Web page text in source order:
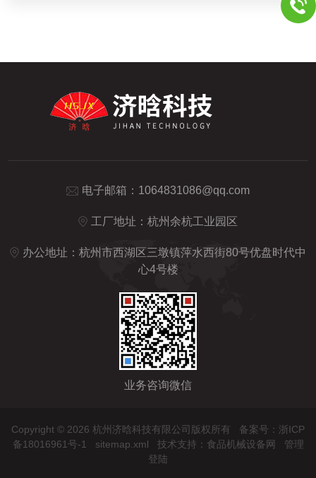
电子邮箱： 1064831086@qq.com
工厂地址：杭州余杭工业园区
办公地址：杭州市西湖区三墩镇萍水西街80号优盘时代中
心4号楼
业务咨询微信
Copyright © 2026 杭州济晗科技有限公司版权所有 备案号：浙ICP
备18016961号-1
sitemap.xml 技术支持： 食品机械设备网
管理
登陆